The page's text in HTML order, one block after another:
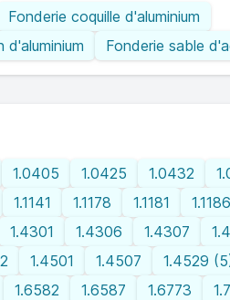
Fonderie coquille d'aluminium
d'aluminium Fonderie sable
1.0405 1.0425 1.0432
1.1141 1.1178 1.1181 1.1186
1.4301 1.4306 1.4307
1.4501 1.4507 1.4529
1.6582 1.6587 1.6773